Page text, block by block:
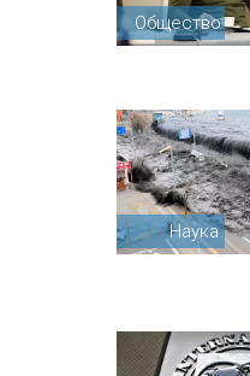
Общество
Наука